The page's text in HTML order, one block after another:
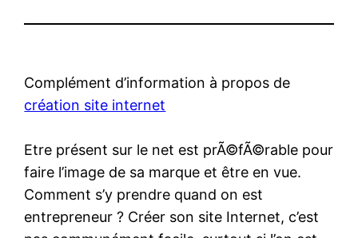
Complément d’information à propos de
création site internet
Etre présent sur le net est prÃ©fÃ©rable pour
faire l’image de sa marque et être en vue.
Comment s’y prendre quand on est
entrepreneur ? Créer son site Internet, c’est